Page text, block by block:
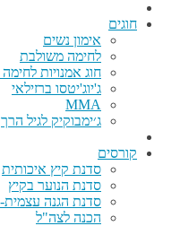
חוגים
אימון נשים
לחימה משולבת
חוג אמנויות
ג'יוג'יטסו ברזילאי
MMA
ג׳ימבוקיק לגיל הרך
קורסים
סדנת קיץ איכותית
סדנת הנוער בקיץ
סדנת הגנה
הכנה לצה"ל